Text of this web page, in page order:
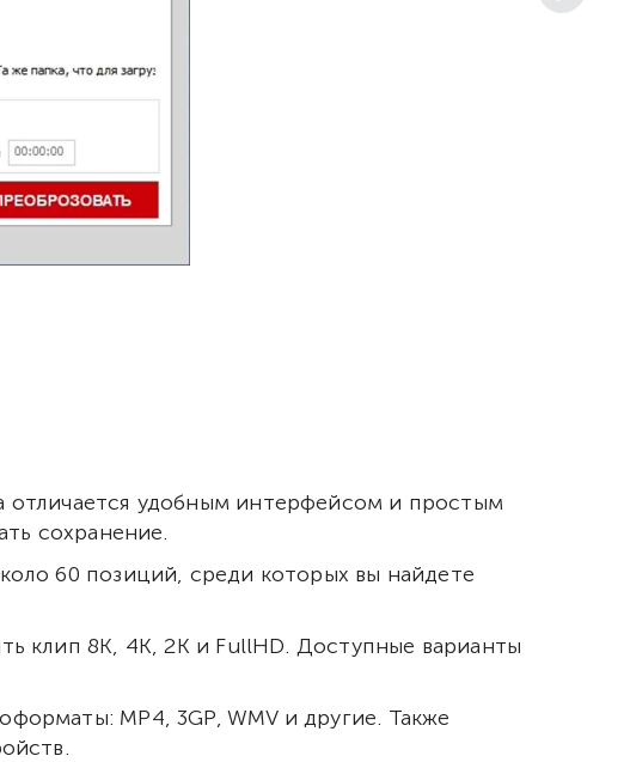
отличается удобным интерфейсом и простым
сохранение.
60 позиций, среди которых вы найдете
клип 8К, 4К, 2К и FullHD. Доступные варианты
MP4, 3GP, WMV и другие. Также